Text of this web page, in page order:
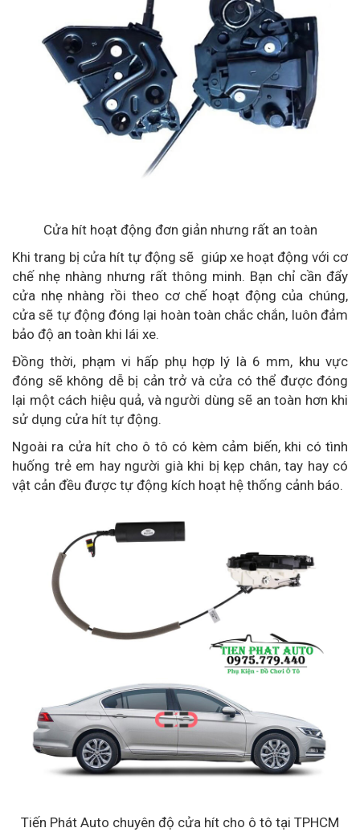
Cửa hít hoạt động đơn giản nhưng rất an toàn
Khi trang bị cửa hít tự động sẽ giúp xe hoạt động với cơ
chế nhẹ nhàng nhưng rất thông minh. Bạn chỉ cần đẩy
cửa nhẹ nhàng rồi theo cơ chế hoạt động của chúng,
cửa sẽ tự động đóng lại hoàn toàn chắc chắn, luôn đảm
bảo độ an toàn khi lái xe.
Đồng thời, phạm vi hấp phụ hợp lý là 6 mm, khu vực
đóng sẽ không dễ bị cản trở và cửa có thể được đóng
lại một cách hiệu quả, và người dùng sẽ an toàn hơn khi
sử dụng cửa hít tự động.
Ngoài ra cửa hít cho ô tô có kèm cảm biến, khi có tình
huống trẻ em hay người già khi bị kẹp chân, tay hay có
vật cản đều được tự động kích hoạt hệ thống cảnh báo.
Tiến Phát Auto chuyên độ cửa hít cho ô tô tại TPHCM